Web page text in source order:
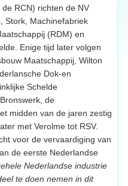
RCN) richten de NV
Stork, Machinefabriek
(RDM) en
Enige tijd later volgen
Maatschappij, Wilton
Dok-en
Schelde
de
midden van de jaren zestig
met Verolme tot RSV.
voor de vervaardiging van
de eerste Nederlandse
Nederlandse industrie
te doen nemen in dit